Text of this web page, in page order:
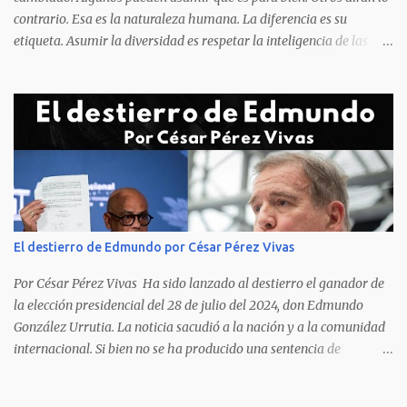
contrario. Esa es la naturaleza humana. La diferencia es su
etiqueta. Asumir la diversidad es respetar la inteligencia de las
obliga a los líderes, a crear de forma urgente, estrategias
responsables para restituir la confianza de los ciudadanos hacia
las instituciones. El desmoronamiento moral de la sociedad va a
repercutir en la de los gobernantes, a quienes los devorará la
soledad. Un soplo de aliento fresco es la solicitud en la calle. La
relación sólida entre gobernantes y gobernados se construye con
base a la comunicación y la transparencia en las actuaciones. El
gobernante que pretenda una oposición a su medida obtendrá
como resultado el fracaso de la gestión gubernamental. Restringir
el acceso a la información, es n...
El destierro de Edmundo por César Pérez Vivas
Por César Pérez Vivas Ha sido lanzado al destierro el ganador de
la elección presidencial del 28 de julio del 2024, don Edmundo
González Urrutia. La noticia sacudió a la nación y a la comunidad
internacional. Si bien no se ha producido una sentencia de